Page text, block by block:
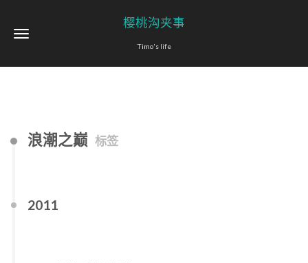
樱桃沟夹事
Timo's life
浪潮之巅 标签
2011